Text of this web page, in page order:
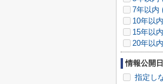
7年以内
10年以
15年以
20年以
情報公開日
指定し